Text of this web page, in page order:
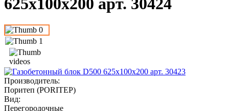
625x100x200 арт. 30424
Производитель:
Поритеп (PORITEP)
Вид:
Перегородочные